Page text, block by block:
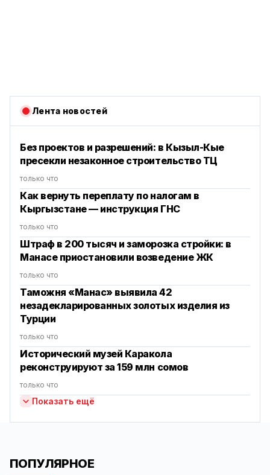
Лента новостей
Без проектов и разрешений: в Кызыл-Кые
пресекли незаконное строительство ТЦ
только что
Как вернуть переплату по налогам в
Кыргызстане — инструкция ГНС
только что
Штраф в 200 тысяч и заморозка стройки: в
Манасе приостановили возведение ЖК
только что
Таможня «Манас» выявила 42
незадекларированных золотых изделия из
Турции
только что
Исторический музей Каракола
реконструируют за 159 млн сомов
только что
Показать ещё
ПОПУЛЯРНОЕ